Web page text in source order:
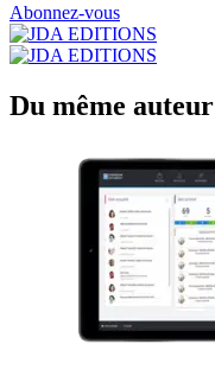
Abonnez-vous
Du même auteur